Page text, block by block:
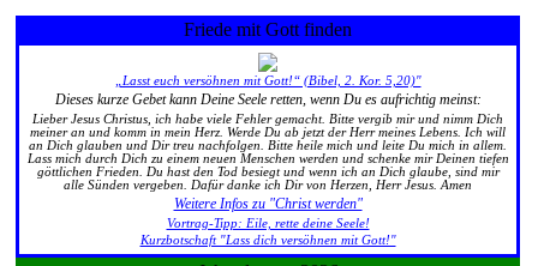
Friede mit Gott finden
„Lasst euch versöhnen mit Gott!“ (Bibel, 2. Kor. 5,20)"
Dieses kurze Gebet kann Deine Seele retten, wenn Du es aufrichtig meinst:
Lieber Jesus Christus, ich habe viele Fehler gemacht. Bitte vergib mir und nimm Dich
meiner an und komm in mein Herz. Werde Du ab jetzt der Herr meines Lebens. Ich will
an Dich glauben und Dir treu nachfolgen. Bitte heile mich und leite Du mich in allem.
Lass mich durch Dich zu einem neuen Menschen werden und schenke mir Deinen tiefen
göttlichen Frieden. Du hast den Tod besiegt und wenn ich an Dich glaube, sind mir
alle Sünden vergeben. Dafür danke ich Dir von Herzen, Herr Jesus. Amen
Weitere Infos zu "Christ werden"
Vortrag-Tipp: Eile, rette deine Seele!
Kurzbotschaft "Lass dich versöhnen mit Gott!"